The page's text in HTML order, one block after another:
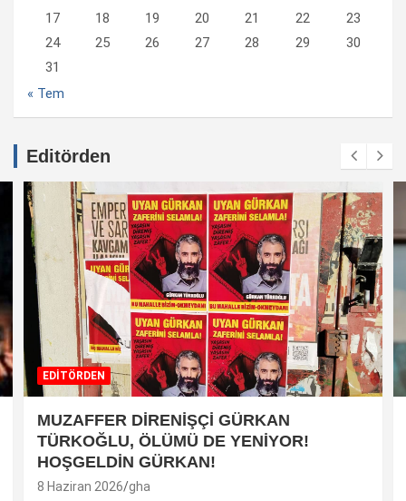
17
18 19 20 21 22
23
24
25 26 27 28 29
30
31
« Tem
Editörden
EDİTÖRDEN
MUZAFFER DİRENİŞÇİ GÜRKAN
TÜRKOĞLU, ÖLÜMÜ DE YENİYOR!
HOŞGELDİN GÜRKAN!
8 Haziran 2026 gha